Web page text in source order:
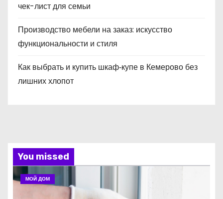
чек-лист для семьи
Производство мебели на заказ: искусство
функциональности и стиля
Как выбрать и купить шкаф‑купе в Кемерово без
лишних хлопот
You missed
МОЙ ДОМ